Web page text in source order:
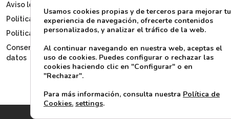
Aviso legal
Política de privacidad
Política de cookies
Consentimiento tratamiento
datos
Prensa
Directorio
CONTACTO
Usamos cookies propias y de terceros para mejorar tu
experiencia de navegación, ofrecerte contenidos
personalizados, y analizar el tráfico de la web.
Al continuar navegando en nuestra web, aceptas el
uso de cookies. Puedes configurar o rechazar las
cookies haciendo clic en "Configurar" o en
"Rechazar".
Para más información, consulta nuestra Política de
Cookies. settings.